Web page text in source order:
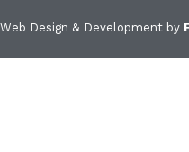
Web Design & Development by